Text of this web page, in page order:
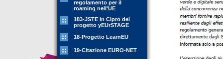
regolamento per il
roaming nell'UE
183-JSTE in Cipro del
progetto yEUrSTAGE
18-Progetto LearnEU
19-Citazione EURO-NET